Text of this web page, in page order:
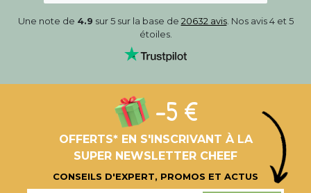
Une note de 4.9 sur 5 sur la base de 20632 avis. Nos avis 4 et 5
étoiles.
-5 €
OFFERTS* EN S'INSCRIVANT À LA
SUPER NEWSLETTER CHEEF
CONSEILS D'EXPERT, PROMOS ET ACTUS